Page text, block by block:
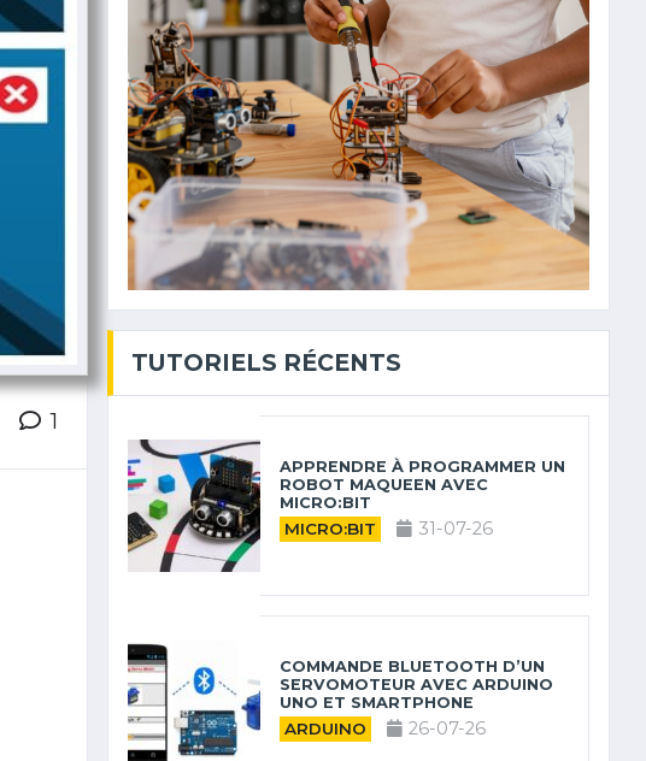
1
TUTORIELS RÉCENTS
APPRENDRE À PROGRAMMER UN
ROBOT MAQUEEN AVEC
MICRO:BIT
MICRO:BIT 31-07-26
COMMANDE BLUETOOTH D’UN
SERVOMOTEUR AVEC ARDUINO
UNO ET SMARTPHONE
ARDUINO 26-07-26